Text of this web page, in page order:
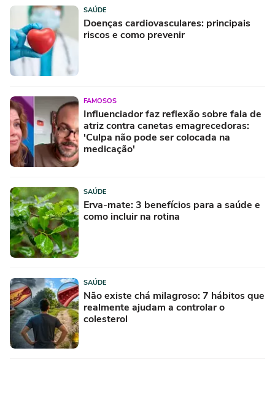
SAÚDE
Doenças cardiovasculares: principais
riscos e como prevenir
FAMOSOS
Influenciador faz reflexão sobre fala de
atriz contra canetas emagrecedoras:
'Culpa não pode ser colocada na
medicação'
SAÚDE
Erva-mate: 3 benefícios para a saúde e
como incluir na rotina
SAÚDE
Não existe chá milagroso: 7 hábitos que
realmente ajudam a controlar o
colesterol